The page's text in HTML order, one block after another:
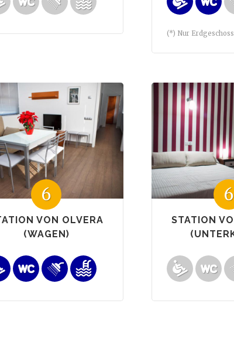
(*) Nur
6
VON OLVERA
(WAGEN)
6
STATION